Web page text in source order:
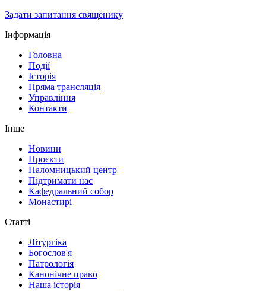
Задати запитання священику
Інформація
Головна
Події
Історія
Пряма трансляція
Управління
Контакти
Інше
Новини
Проєкти
Паломницький центр
Підтримати нас
Кафедральний собор
Монастирі
Статті
Літургіка
Богослов'я
Патрологія
Канонічне право
Наша історія